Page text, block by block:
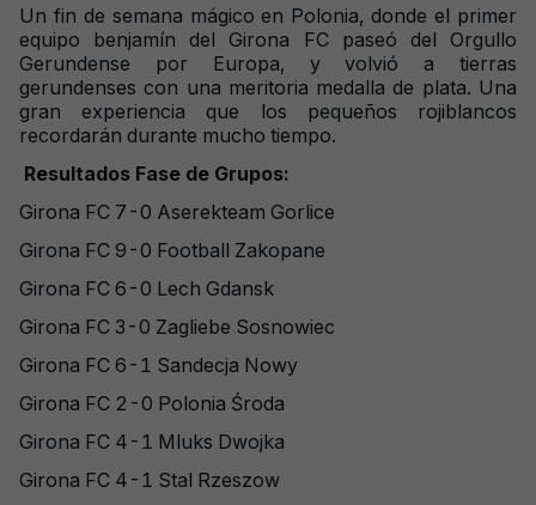
Un fin de semana mágico en Polonia, donde el primer
equipo benjamín del Girona FC paseó del Orgullo
Gerundense por Europa, y volvió a tierras
gerundenses con una meritoria medalla de plata. Una
gran experiencia que los pequeños rojiblancos
recordarán durante mucho tiempo.
Resultados Fase de Grupos:
Girona FC 7-0 Aserekteam Gorlice
Girona FC 9-0 Football Zakopane
Girona FC 6-0 Lech Gdansk
Girona FC 3-0 Zagliebe Sosnowiec
Girona FC 6-1 Sandecja Nowy
Girona FC 2-0 Polonia Środa
Girona FC 4-1 Mluks Dwojka
Girona FC 4-1 Stal Rzeszow